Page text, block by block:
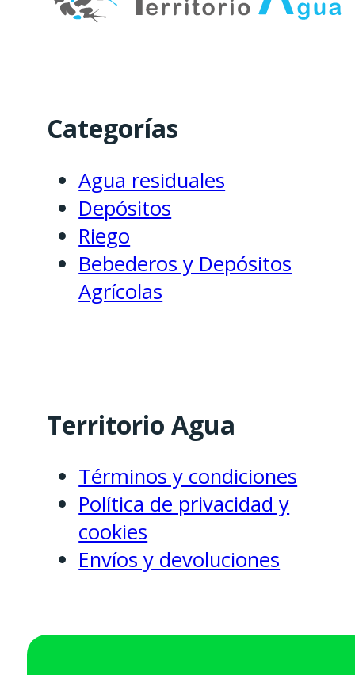
Categorías
Agua residuales
Depósitos
Riego
Bebederos y Depósitos
Agrícolas
Territorio Agua
Términos y condiciones
Política de privacidad y
cookies
Envíos y devoluciones